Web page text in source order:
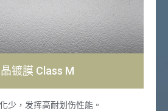
镀膜 Class M
少，发挥高耐划伤性能。